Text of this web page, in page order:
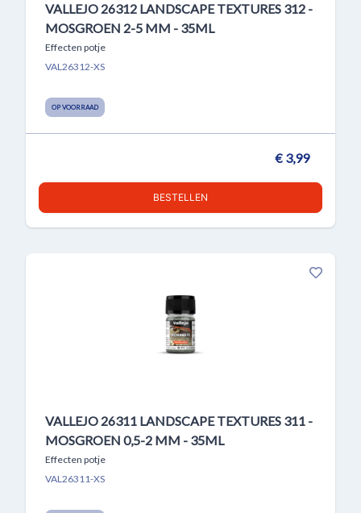
VALLEJO 26312 LANDSCAPE TEXTURES 312 -
MOSGROEN 2-5 MM - 35ML
Effecten potje
VAL26312-XS
OP VOORRAAD
€ 3,99
BESTELLEN
VALLEJO 26311 LANDSCAPE TEXTURES 311 -
MOSGROEN 0,5-2 MM - 35ML
Effecten potje
VAL26311-XS